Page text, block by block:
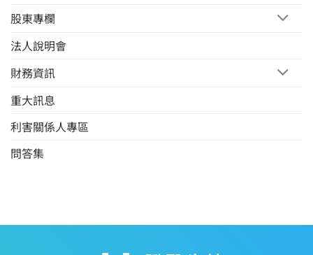
股東專欄
法人說明會
財務資訊
重大訊息
利害關係人專區
問答集